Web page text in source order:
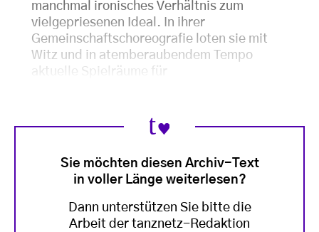
manchmal ironisches Verhältnis zum
vielgepriesenen Ideal. In ihrer
Gemeinschaftschoreografie loten sie mit
Witz und in atemberaubendem Tempo
aktuelle Spielräume für
Sie möchten diesen Archiv-Text
in voller Länge weiterlesen?
Dann unterstützen Sie bitte die
Arbeit der tanznetz-Redaktion